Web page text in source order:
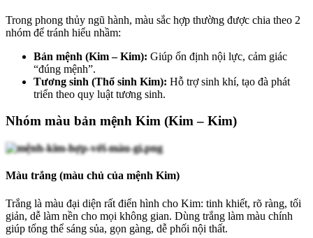
Trong phong thủy ngũ hành, màu sắc hợp thường được chia theo 2
nhóm để tránh hiểu nhầm:
Bản mệnh (Kim – Kim): Giúp ổn định nội lực, cảm giác
“đúng mệnh”.
Tương sinh (Thổ sinh Kim): Hỗ trợ sinh khí, tạo đà phát
triển theo quy luật tương sinh.
Nhóm màu bản mệnh Kim (Kim – Kim)
Màu trắng (màu chủ của mệnh Kim)
Trắng là màu đại diện rất điển hình cho Kim: tinh khiết, rõ ràng, tối
giản, dễ làm nền cho mọi không gian. Dùng trắng làm màu chính
giúp tổng thể sáng sủa, gọn gàng, dễ phối nội thất.